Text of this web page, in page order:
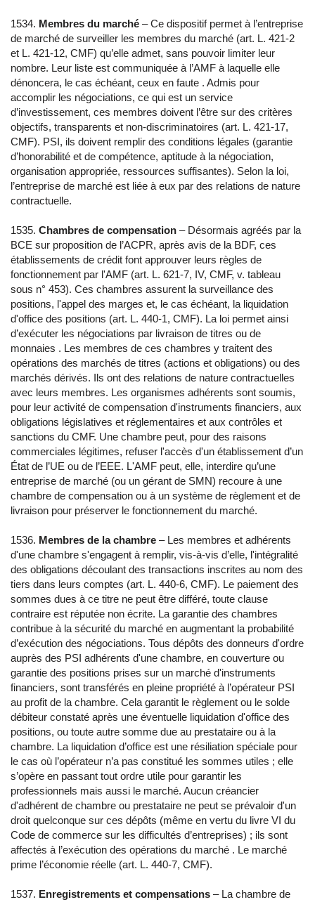
1534. Membres du marché – Ce dispositif permet à l’entreprise
de marché de surveiller les membres du marché (art. L. 421-2
et L. 421-12, CMF) qu’elle admet, sans pouvoir limiter leur
nombre. Leur liste est communiquée à l’AMF à laquelle elle
dénoncera, le cas échéant, ceux en faute . Admis pour
accomplir les négociations, ce qui est un service
d’investissement, ces membres doivent l’être sur des critères
objectifs, transparents et non-discriminatoires (art. L. 421-17,
CMF). PSI, ils doivent remplir des conditions légales (garantie
d’honorabilité et de compétence, aptitude à la négociation,
organisation appropriée, ressources suffisantes). Selon la loi,
l’entreprise de marché est liée à eux par des relations de nature
contractuelle.
1535. Chambres de compensation – Désormais agréés par la
BCE sur proposition de l’ACPR, après avis de la BDF, ces
établissements de crédit font approuver leurs règles de
fonctionnement par l'AMF (art. L. 621-7, IV, CMF, v. tableau
sous n° 453). Ces chambres assurent la surveillance des
positions, l'appel des marges et, le cas échéant, la liquidation
d'office des positions (art. L. 440-1, CMF). La loi permet ainsi
d’exécuter les négociations par livraison de titres ou de
monnaies . Les membres de ces chambres y traitent des
opérations des marchés de titres (actions et obligations) ou des
marchés dérivés. Ils ont des relations de nature contractuelles
avec leurs membres. Les organismes adhérents sont soumis,
pour leur activité de compensation d'instruments financiers, aux
obligations législatives et réglementaires et aux contrôles et
sanctions du CMF. Une chambre peut, pour des raisons
commerciales légitimes, refuser l'accès d'un établissement d’un
État de l’UE ou de l’EEE. L'AMF peut, elle, interdire qu’une
entreprise de marché (ou un gérant de SMN) recoure à une
chambre de compensation ou à un système de règlement et de
livraison pour préserver le fonctionnement du marché.
1536. Membres de la chambre – Les membres et adhérents
d'une chambre s'engagent à remplir, vis-à-vis d’elle, l'intégralité
des obligations découlant des transactions inscrites au nom des
tiers dans leurs comptes (art. L. 440-6, CMF). Le paiement des
sommes dues à ce titre ne peut être différé, toute clause
contraire est réputée non écrite. La garantie des chambres
contribue à la sécurité du marché en augmentant la probabilité
d’exécution des négociations. Tous dépôts des donneurs d'ordre
auprès des PSI adhérents d'une chambre, en couverture ou
garantie des positions prises sur un marché d'instruments
financiers, sont transférés en pleine propriété à l’opérateur PSI
au profit de la chambre. Cela garantit le règlement ou le solde
débiteur constaté après une éventuelle liquidation d'office des
positions, ou toute autre somme due au prestataire ou à la
chambre. La liquidation d’office est une résiliation spéciale pour
le cas où l’opérateur n’a pas constitué les sommes utiles ; elle
s’opère en passant tout ordre utile pour garantir les
professionnels mais aussi le marché. Aucun créancier
d'adhérent de chambre ou prestataire ne peut se prévaloir d'un
droit quelconque sur ces dépôts (même en vertu du livre VI du
Code de commerce sur les difficultés d’entreprises) ; ils sont
affectés à l’exécution des opérations du marché . Le marché
prime l’économie réelle (art. L. 440-7, CMF).
1537. Enregistrements et compensations – La chambre de